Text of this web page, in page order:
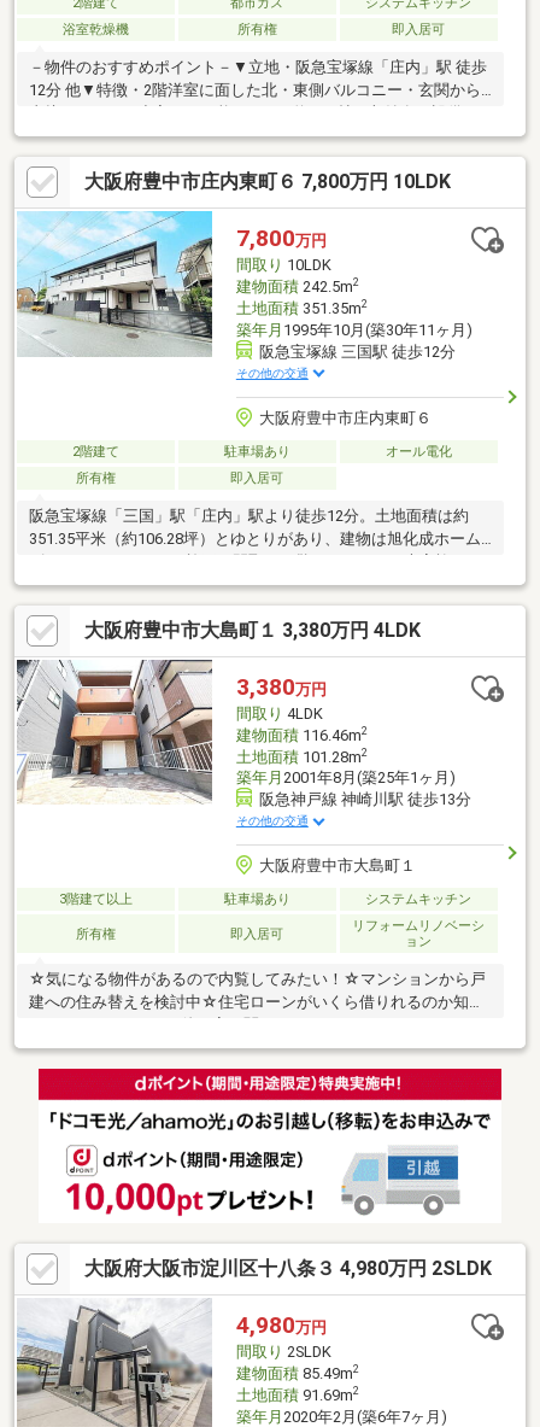
2階建て 都市ガス
システムキッチン
浴室乾燥機
所有権 即入居可
－物件のおすすめポイント－▼立地・阪急宝塚線「庄内」駅 徒歩
12分 他▼特徴・2階洋室に面した北・東側バルコニー・玄関から
食洗機・浴室乾燥機▼2008年8月内外装リフォーム履歴【交換】
キッチン、トイレ、浴室、洗面台 等【張替】全室フローリング・
クロス【その他】間取り変更、外壁塗装 他▼周辺環境・スーパー
「ライフ三国橋店」徒歩6分(約450m)・豊南小学校 徒歩9分(約
650m)■ ご希望の住まい探しをお手伝いします ━━━━━・・・
物件の詳細・ご相談はお気軽にお問い合わせください。
大阪府豊中市庄内東町６ 7,800万円 10LDK
7,800万円
間取り 10LDK
建物面積242.5m2
土地面積351.35m2
築年月 1995年10月(築30年11ヶ月)
阪急宝塚線 三国駅 徒歩12分
その他の交通
大阪府豊中市庄内東町６
2階建て 駐車場あり
オール電化
所有権
即入居可
阪急宝塚線「三国」駅「庄内」駅より徒歩12分。土地面積は約
351.35平米（約106.28坪）とゆとりがあり、建物は旭化成ホーム
ズ（ヘーベルハウス）施工。間取りは驚きの10LDK。大家族や二
世帯住宅、または趣味の部屋を多数確保したい方にも最適です。
太陽光発電システムやオール電化、電動シャッターウィンドウな
ど設備も充実。和室には掘りごたつも設置されており、寛ぎの空
間を演出します♪駐車場は3台分確保されており、複数台所有の方
も安心です。現況空家のため、ご内覧のご希望等お気軽にお問い
合わせください！※駐車場シャッター撤去予定
大阪府豊中市大島町１ 3,380万円 4LDK
3,380万円
間取り 4LDK
建物面積116.46m2
土地面積101.28m2
築年月 2001年8月(築25年1ヶ月)
阪急神戸線 神崎川駅 徒歩13分
その他の交通
大阪府豊中市大島町１
3階建て以上 駐車場あり システムキッチン
所有権 即入居可
リフォームリノベーシ
ョン
☆気になる物件があるので内覧してみたい！☆マンションから戸
建への住み替えを検討中☆住宅ローンがいくら借りれるのか知り
でもお気軽にご相談ください！経験豊富なスタッフがお話お伺い
します！資料をお求めの方はオレンジのマークをクリック！ご相
談やお急ぎのお客様は【お電話】でお問い合わせください！▼お
問い合わせはこちら▼TEL：0120-194830※SUUMOの予約システ
だく場合がございます。ご了承よろしくお願いいたします
大阪府大阪市淀川区十八条３ 4,980万円 2SLDK
4,980万円
間取り 2SLDK
建物面積85.49m2
土地面積91.69m2
築年月 2020年2月(築6年7ヶ月)